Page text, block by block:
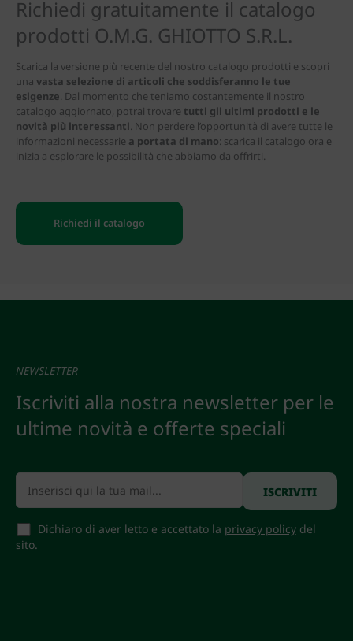
Richiedi gratuitamente il catalogo
prodotti O.M.G. GHIOTTO S.R.L.
Scarica la versione più recente del nostro catalogo prodotti e scopri
una vasta selezione di articoli che soddisferanno le tue
esigenze. Dal momento che teniamo costantemente il nostro
catalogo aggiornato, potrai trovare tutti gli ultimi prodotti e le
novità più interessanti. Non perdere l’opportunità di avere tutte le
informazioni necessarie a portata di mano: scarica il catalogo ora e
inizia a esplorare le possibilità che abbiamo da offrirti.
Richiedi il catalogo
NEWSLETTER
Iscriviti alla nostra newsletter per le
ultime novità e offerte speciali
Dichiaro di aver letto e accettato la privacy policydel
sito.